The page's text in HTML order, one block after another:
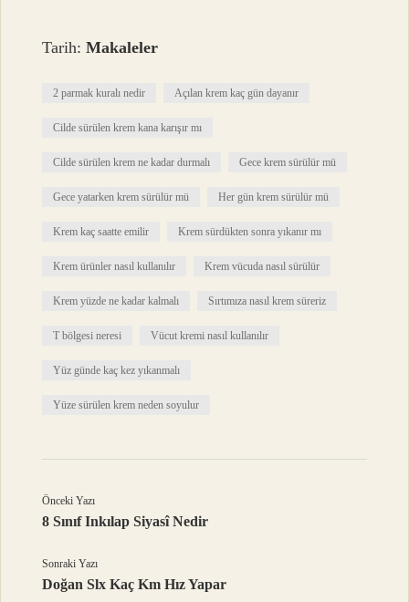
Tarih:Makaleler
2 parmak kuralı nedir Açılan krem kaç gün dayanır
Cilde sürülen krem kana karışır mı
Cilde sürülen krem ne kadar durmalı Gece krem sürülür mü
Gece yatarken krem sürülür mü Her gün krem sürülür mü
Krem kaç saatte emilir Krem sürdükten sonra yıkanır mı
Krem ürünler nasıl kullanılır Krem vücuda nasıl sürülür
Krem yüzde ne kadar kalmalı Sırtımıza nasıl krem süreriz
T bölgesi neresi Vücut kremi nasıl kullanılır
Yüz günde kaç kez yıkanmalı
Yüze sürülen krem neden soyulur
Önceki Yazı
8 Sınıf Inkılap Siyasî Nedir
Sonraki Yazı
Doğan Slx Kaç Km Hız Yapar